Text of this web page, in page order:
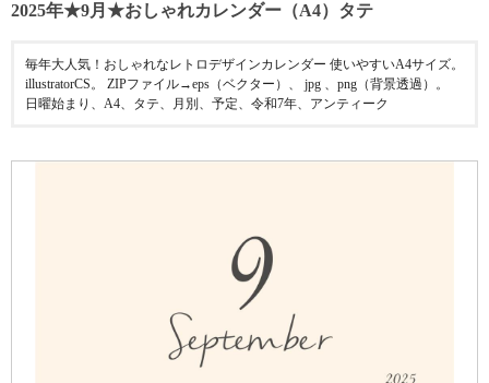
2025年★9月★おしゃれカレンダー（A4）タテ
毎年大人気！おしゃれなレトロデザインカレンダー 使いやすいA4サイズ。
illustratorCS。 ZIPファイル→eps（ベクター）、 jpg 、png（背景透過）。
日曜始まり、A4、タテ、月別、予定、令和7年、アンティーク